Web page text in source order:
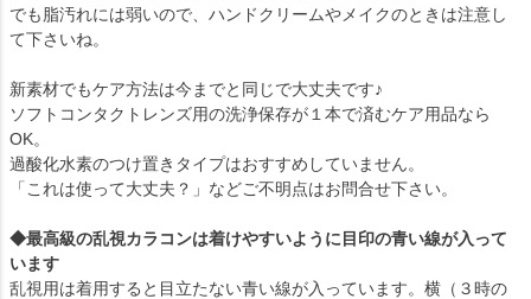
でも脂汚れには弱いので、ハンドクリームやメイクのときは注意し
て下さいね。
新素材でもケア方法は今までと同じで大丈夫です♪
ソフトコンタクトレンズ用の洗浄保存が１本で済むケア用品なら
OK。
過酸化水素のつけ置きタイプはおすすめしていません。
「これは使って大丈夫？」などご不明点はお問合せ下さい。
◆最高級の乱視カラコンは着けやすいように目印の青い線が入って
います
乱視用は着用すると目立たない青い線が入っています。横（３時の